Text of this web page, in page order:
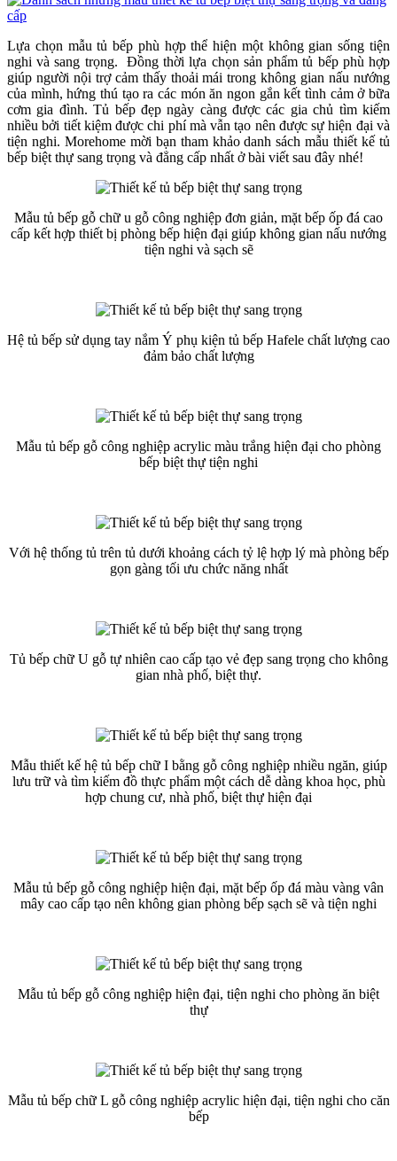
Lựa chọn mẫu tủ bếp phù hợp thể hiện một không gian sống tiện
nghi và sang trọng. Đồng thời lựa chọn sản phẩm tủ bếp phù hợp
giúp người nội trợ cảm thấy thoải mái trong không gian nấu nướng
của mình, hứng thú tạo ra các món ăn ngon gắn kết tình cảm ở bữa
cơm gia đình. Tủ bếp đẹp ngày càng được các gia chủ tìm kiếm
nhiều bởi tiết kiệm được chi phí mà vẫn tạo nên được sự hiện đại và
tiện nghi. Morehome mời bạn tham khảo danh sách mẫu thiết kế tủ
bếp biệt thự sang trọng và đẳng cấp nhất ở bài viết sau đây nhé!
Mẫu tủ bếp gỗ chữ u gỗ công nghiệp đơn giản, mặt bếp ốp đá cao
cấp kết hợp thiết bị phòng bếp hiện đại giúp không gian nấu nướng
tiện nghi và sạch sẽ
Hệ tủ bếp sử dụng tay nắm Ý phụ kiện tủ bếp Hafele chất lượng cao
đảm bảo chất lượng
Mẫu tủ bếp gỗ công nghiệp acrylic màu trắng hiện đại cho phòng
bếp biệt thự tiện nghi
Với hệ thống tủ trên tủ dưới khoảng cách tỷ lệ hợp lý mà phòng bếp
gọn gàng tối ưu chức năng nhất
Tủ bếp chữ U gỗ tự nhiên cao cấp tạo vẻ đẹp sang trọng cho không
gian nhà phố, biệt thự.
Mẫu thiết kế hệ tủ bếp chữ I bằng gỗ công nghiệp nhiều ngăn, giúp
lưu trữ và tìm kiếm đồ thực phẩm một cách dễ dàng khoa học, phù
hợp chung cư, nhà phố, biệt thự hiện đại
Mẫu tủ bếp gỗ công nghiệp hiện đại, mặt bếp ốp đá màu vàng vân
mây cao cấp tạo nên không gian phòng bếp sạch sẽ và tiện nghi
Mẫu tủ bếp gỗ công nghiệp hiện đại, tiện nghi cho phòng ăn biệt
thự
Mẫu tủ bếp chữ L gỗ công nghiệp acrylic hiện đại, tiện nghi cho căn
bếp